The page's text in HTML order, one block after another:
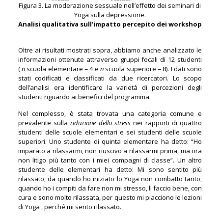
Figura 3. La moderazione sessuale nell’effetto dei seminari di
Yoga sulla depressione.
Analisi qualitativa sull’impatto percepito dei workshop
Oltre ai risultati mostrati sopra, abbiamo anche analizzato le
informazioni ottenute attraverso gruppi focali di 12 studenti
(n scuola elementare = 4 e n scuola superiore = 8). I dati sono
stati codificati e classificati da due ricercatori. Lo scopo
dell’analisi era identificare la varietà di percezioni degli
studenti riguardo ai benefici del programma.
Nel complesso, è stata trovata una categoria comune e
prevalente sullariduzione dello stress nei rapporti di quattro
studenti delle scuole elementari e sei studenti delle scuole
superiori. Uno studente di quinta elementare ha detto: “Ho
imparato a rilassarmi, non riuscivo a rilassarmi prima, ma ora
non litigo più tanto con i miei compagni di classe”. Un altro
studente delle elementari ha detto: Mi sono sentito più
rilassato, da quando ho iniziato lo Yoga non combatto tanto,
quando ho i compiti da fare non mi stresso, li faccio bene, con
cura e sono molto rilassata, per questo mi piacciono le lezioni
di Yoga , perché mi sento rilassato.